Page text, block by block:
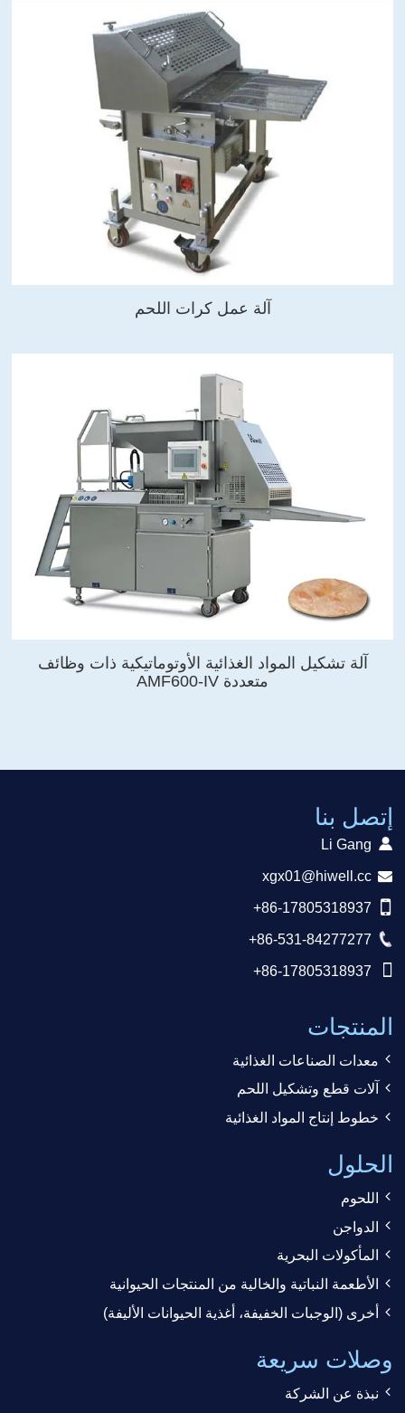
آلة عمل كرات اللحم
آلة تشكيل المواد الغذائية الأوتوماتيكية ذات وظائف
متعددة AMF600-IV
إتصل بنا
Li Gang
xgx01@hiwell.cc
+86-17805318937
+86-531-84277277
+86-17805318937
المنتجات
معدات الصناعات الغذائية
آلات قطع وتشكيل اللحم
خطوط إنتاج المواد الغذائية
الحلول
اللحوم
الدواجن
المأكولات البحرية
الأطعمة النباتية والخالية من المنتجات الحيوانية
أخرى (الوجبات الخفيفة، أغذية الحيوانات الأليفة)
وصلات سريعة
نبذة عن الشركة